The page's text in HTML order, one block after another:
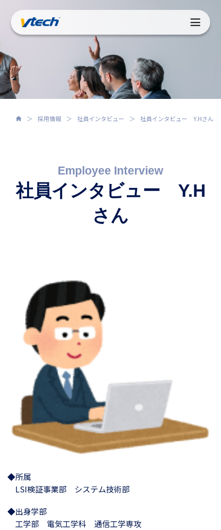
採用情報 社員インタビュー 社員インタビュー Y.Hさん
Employee Interview
社員インタビュー Y.H
さん
◆所属
LSI検証事業部 システム技術部
◆出身学部
工学部 電気工学科 通信工学専攻